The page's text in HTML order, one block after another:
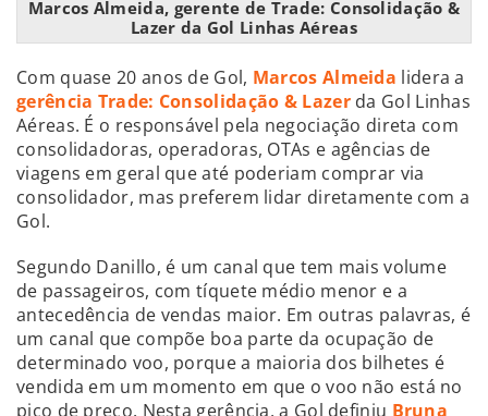
Marcos Almeida, gerente de Trade: Consolidação &
Lazer da Gol Linhas Aéreas
Com quase 20 anos de Gol, Marcos Almeida lidera a
gerência Trade: Consolidação & Lazerda Gol Linhas
Aéreas. É o responsável pela negociação direta com
consolidadoras, operadoras, OTAs e agências de
viagens em geral que até poderiam comprar via
consolidador, mas preferem lidar diretamente com a
Gol.
Segundo Danillo, é um canal que tem mais volume
de passageiros, com tíquete médio menor e a
antecedência de vendas maior. Em outras palavras, é
um canal que compõe boa parte da ocupação de
determinado voo, porque a maioria dos bilhetes é
vendida em um momento em que o voo não está no
pico de preço. Nesta gerência, a Gol definiu Bruna